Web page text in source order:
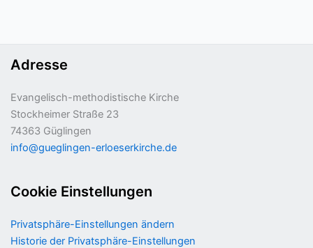
Adresse
Evangelisch-methodistische Kirche
Stockheimer Straße 23
74363 Güglingen
info@gueglingen-erloeserkirche.de
Cookie Einstellungen
Privatsphäre-Einstellungen ändern
Historie der Privatsphäre-Einstellungen